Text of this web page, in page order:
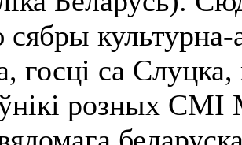
культурна-
госці са
розных